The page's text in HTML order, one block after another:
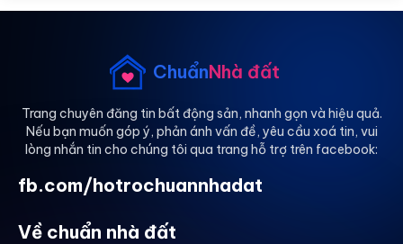
ChuẩnNhà đất
Trang chuyên đăng tin bất động sản, nhanh gọn và hiệu quả.
Nếu bạn muốn góp ý, phản ánh vấn đề, yêu cầu xoá tin, vui
lòng nhắn tin cho chúng tôi qua trang hỗ trợ trên facebook:
fb.com/hotrochuannhadat
Về chuẩn nhà đất